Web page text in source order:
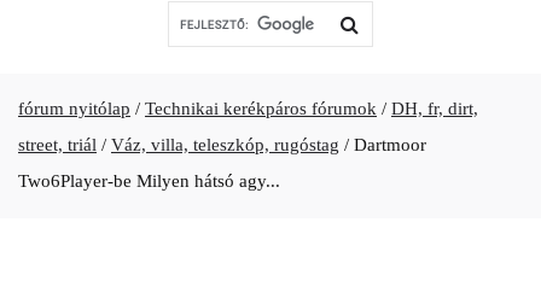
fórum nyitólap / Technikai kerékpáros fórumok / DH, fr, dirt,
street, triál / Váz, villa, teleszkóp, rugóstag / Dartmoor
Two6Player-be Milyen hátsó agy...